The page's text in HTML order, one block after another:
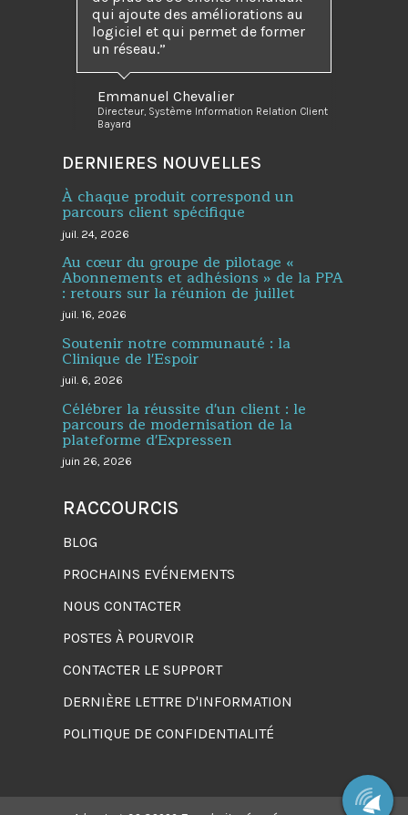
qui ajoute des améliorations au
logiciel et qui permet de former
un réseau.”
Emmanuel Chevalier
Directeur, Système Information Relation Client
Bayard
DERNIERES NOUVELLES
À chaque produit correspond un
parcours client spécifique
juil. 24, 2026
Au cœur du groupe de pilotage «
Abonnements et adhésions » de la PPA
: retours sur la réunion de juillet
juil. 16, 2026
Soutenir notre communauté : la
Clinique de l'Espoir
juil. 6, 2026
Célébrer la réussite d'un client : le
parcours de modernisation de la
plateforme d'Expressen
juin 26, 2026
RACCOURCIS
BLOG
PROCHAINS EVÉNEMENTS
NOUS CONTACTER
POSTES À POURVOIR
CONTACTER LE SUPPORT
DERNIÈRE LETTRE D'INFORMATION
POLITIQUE DE CONFIDENTIALITÉ